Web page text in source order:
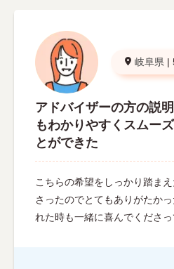
岐阜県 |
アドバイザーの方の説
もわかりやすくスムー
とができた
こちらの希望をしっかり踏ま
さったのでとてもありがたか
れた時も一緒に喜んでくださっ